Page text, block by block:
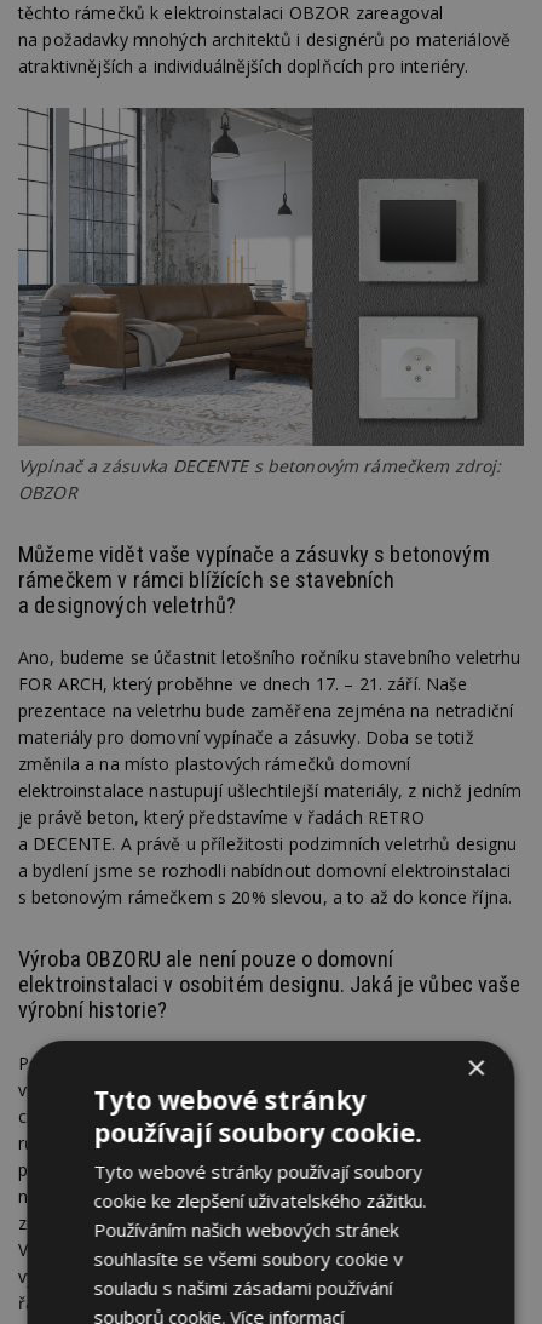
těchto rámečků k elektroinstalaci OBZOR zareagoval
na požadavky mnohých architektů i designérů po materiálově
atraktivnějších a individuálnějších doplňcích pro interiéry.
Vypínač a zásuvka DECENTE s betonovým rámečkem zdroj:
OBZOR
Můžeme vidět vaše vypínače a zásuvky s betonovým
rámečkem v rámci blížících se stavebních
a designových veletrhů?
Ano, budeme se účastnit letošního ročníku stavebního veletrhu
FOR ARCH, který proběhne ve dnech 17. – 21. září. Naše
prezentace na veletrhu bude zaměřena zejména na netradiční
materiály pro domovní vypínače a zásuvky. Doba se totiž
změnila a na místo plastových rámečků domovní
elektroinstalace nastupují ušlechtilejší materiály, z nichž jedním
je právě beton, který představíme v řadách RETRO
a DECENTE. A právě u příležitosti podzimních veletrhů designu
a bydlení jsme se rozhodli nabídnout domovní elektroinstalaci
s betonovým rámečkem s 20% slevou, a to až do konce října.
Výroba OBZORU ale není pouze o domovní
elektroinstalaci v osobitém designu. Jaká je vůbec vaše
výrobní historie?
Počátky OBZORU jsou trochu kuriózní. Když v roce 1965
vzniklo naše výrobní družstvo, začínalo se v něm u loupání
cibule pro velké závodní jídelny. Postupem let se náplň práce
různě měnila, ovšem za důležitý mezník v naší historii se
považuje zavedení vlastní výroby vačkových spínačů
na počátku 70. let. S dalšími dekádami se přidala výroba
zdravotnických potřeb a dílů pro automobilový průmysl.
V novém tisíciletí OBZOR odstartoval výrobu domovních
vypínačů a zásuvek, která dnes nabízí hned čtyři produktové
řady s vlastním designem pod názvy ELEGANT, VARIANT,
×
Tyto webové stránky
používají soubory cookie.
Tyto webové stránky používají soubory
cookie ke zlepšení uživatelského zážitku.
Používáním našich webových stránek
souhlasíte se všemi soubory cookie v
souladu s našimi zásadami používání
souborů cookie.Více informací